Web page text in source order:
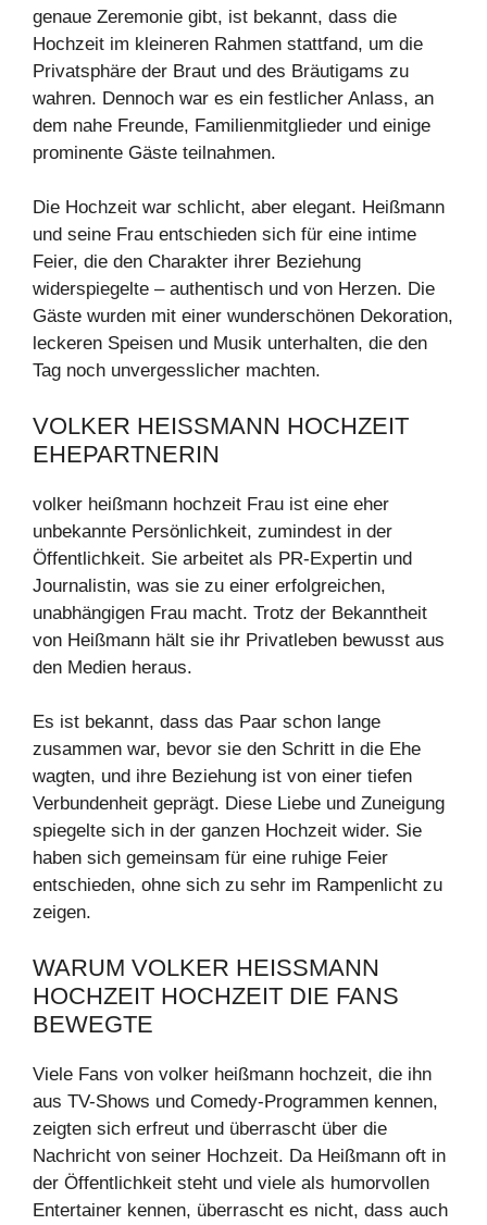
genaue Zeremonie gibt, ist bekannt, dass die
Hochzeit im kleineren Rahmen stattfand, um die
Privatsphäre der Braut und des Bräutigams zu
wahren. Dennoch war es ein festlicher Anlass, an
dem nahe Freunde, Familienmitglieder und einige
prominente Gäste teilnahmen.
Die Hochzeit war schlicht, aber elegant. Heißmann
und seine Frau entschieden sich für eine intime
Feier, die den Charakter ihrer Beziehung
widerspiegelte – authentisch und von Herzen. Die
Gäste wurden mit einer wunderschönen Dekoration,
leckeren Speisen und Musik unterhalten, die den
Tag noch unvergesslicher machten.
VOLKER HEISSMANN HOCHZEIT E
HEPARTNERIN
volker heißmann hochzeit Frau ist eine eher
unbekannte Persönlichkeit, zumindest in der
Öffentlichkeit. Sie arbeitet als PR-Expertin und
Journalistin, was sie zu einer erfolgreichen,
unabhängigen Frau macht. Trotz der Bekanntheit
von Heißmann hält sie ihr Privatleben bewusst aus
den Medien heraus.
Es ist bekannt, dass das Paar schon lange
zusammen war, bevor sie den Schritt in die Ehe
wagten, und ihre Beziehung ist von einer tiefen
Verbundenheit geprägt. Diese Liebe und Zuneigung
spiegelte sich in der ganzen Hochzeit wider. Sie
haben sich gemeinsam für eine ruhige Feier
entschieden, ohne sich zu sehr im Rampenlicht zu
zeigen.
WARUM VOLKER HEISSMANN H
OCHZEIT HOCHZEIT DIE FANS B
EWEGTE
Viele Fans von volker heißmann hochzeit, die ihn
aus TV-Shows und Comedy-Programmen kennen,
zeigten sich erfreut und überrascht über die
Nachricht von seiner Hochzeit. Da Heißmann oft in
der Öffentlichkeit steht und viele als humorvollen
Entertainer kennen, überrascht es nicht, dass auch